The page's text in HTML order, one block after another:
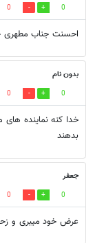
0
0
احسنت جناب
بدون نام
0
0
خدا کنه نماینده
بدهند
جعفر
0
0
عرض خود میبری و